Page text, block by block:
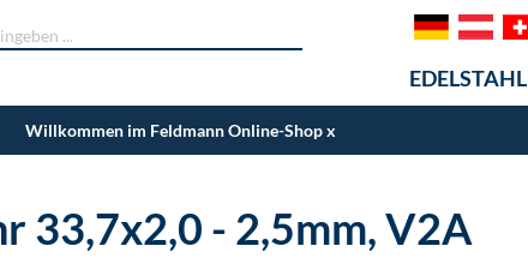
EDELSTAHL
Willkommen im Feldmann Online-Shopx
33,7x2,0 - 2,5mm, V2A